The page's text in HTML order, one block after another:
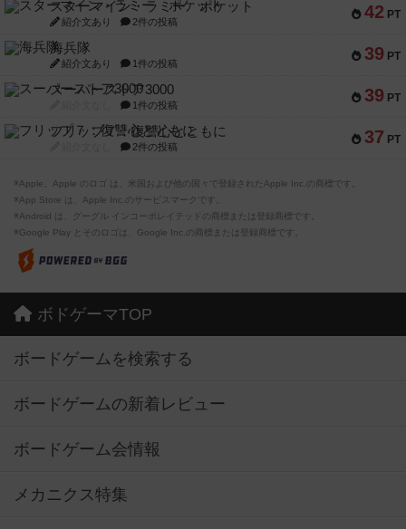
42 PT
スターマイン・ラミー ポケット
紹介文あり 2件の投稿
39 PT
海兵隊
紹介文あり 1件の投稿
39 PT
スーパーストア3000
1件の投稿
37 PT
フリップ７：復讐心とともに
2件の投稿
※Apple、Apple のロゴ は、米国および他の国々で登録されたApple Inc.の商標です。
※App Store は、Apple Inc.のサービスマークです。
※Android は、グーグル インコーポレイテッドの商標または登録商標です。
※Google Play とそのロゴは、Google Inc.の商標または登録商標です。
ボドゲーマTOP
ボードゲームを検索する
ボードゲームの新着レビュー
ボードゲーム会情報
メカニクス特集